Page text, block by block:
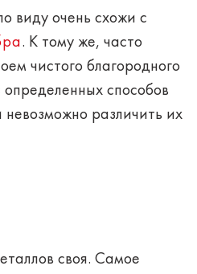
виду очень схожи с
. К тому же, часто
чистого благородного
определенных способов
различить их
своя. Самое